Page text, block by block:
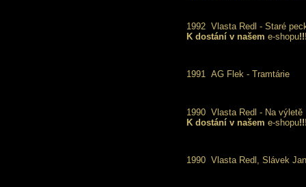
1992 Vlasta Redl - Staré
K dostání v našem e-shopu
1991 AG Flek - Tramtárie
1990 Vlasta Redl - Na výletě
K dostání v našem e-shopu
1990 Vlasta Redl, Slávek